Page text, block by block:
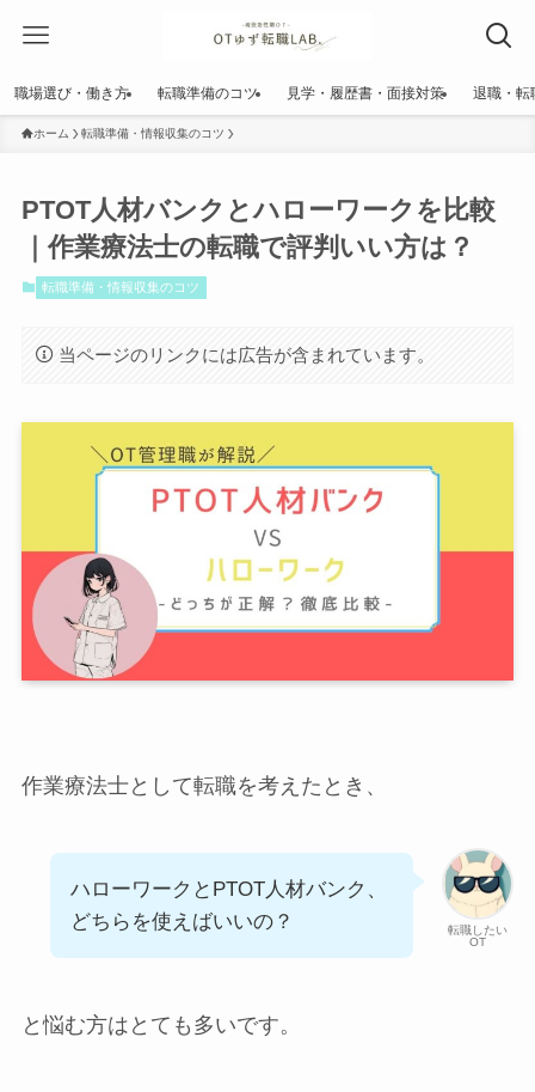
職場選び・働き方 転職準備のコツ 見学・履歴書・面接対策 退職・転
ホーム 転職準備・情報収集のコツ
PTOT人材バンクとハローワークを比較
｜作業療法士の転職で評判いい方は？
転職準備・情報収集のコツ
当ページのリンクには広告が含まれています。
作業療法士として転職を考えたとき、
転職したい
OT
ハローワークとPTOT人材バンク、
どちらを使えばいいの？
と悩む方はとても多いです。